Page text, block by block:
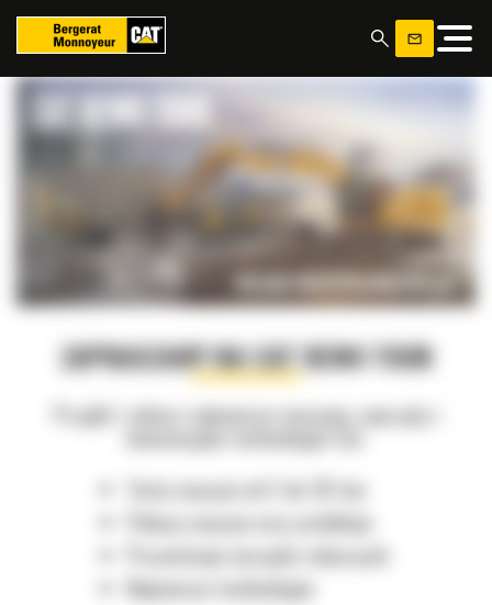
ZAPRASZAMY NA CAT DEMO TOUR
Przyjdź i zobacz najnowsze maszyny, osprzęty i
Testy maszyn od 2 do 30 ton
Pokazy maszyn oraz prelekcje
Prezentacje narzędzi roboczych
Najnowsze technologie
Panel zarządzania plikami cookies